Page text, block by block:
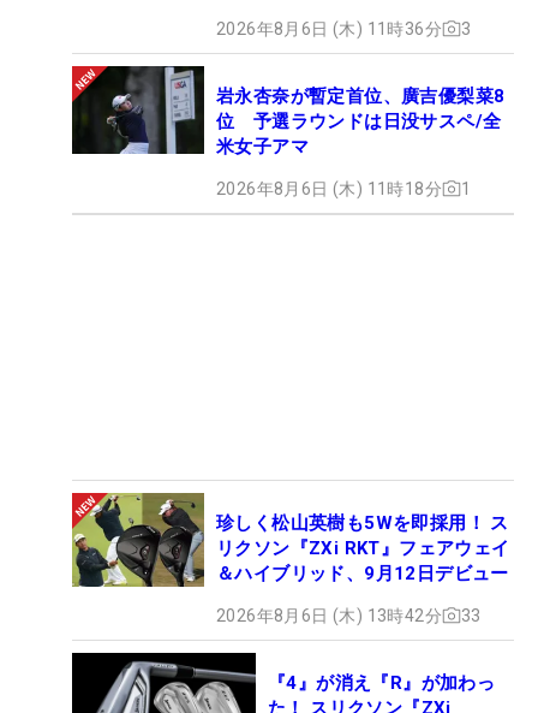
2026年8月6日 (木) 11時36分 3
岩永杏奈が暫定首位、廣吉優梨菜8
位 予選ラウンドは日没サスペ/全
米女子アマ
2026年8月6日 (木) 11時18分 1
珍しく松山英樹も5Wを即採用！ ス
リクソン『ZXi RKT』フェアウェイ
＆ハイブリッド、9月12日デビュー
2026年8月6日 (木) 13時42分 33
『4』が消え『R』が加わっ
た！ スリクソン『ZXi